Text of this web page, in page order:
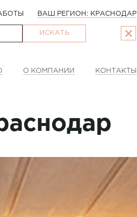
ВАШ РЕГИОН: КРАСНОДАР
ИСКАТЬ
О КОМПАНИИ КОНТАКТЫ